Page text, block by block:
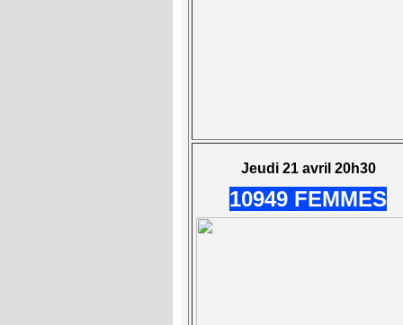
Jeudi 21 avril 20h30
10949 FEMMES